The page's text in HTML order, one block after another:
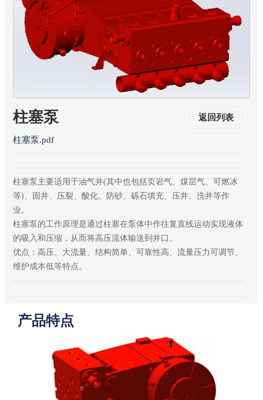
柱塞泵 返回列表
柱塞泵.pdf
柱塞泵主要适用于油气井(其中也包括页岩气、煤层气、可燃冰
等)、固井、压裂、酸化、防砂、砾石填充、压井、洗井等作
业。
柱塞泵的工作原理是通过柱塞在泵体中作往复直线运动实现液体
的吸入和压缩，从而将高压流体输送到井口。
优点：高压、大流量、结构简单、可靠性高、流量压力可调节、
维护成本低等特点。
产品特点